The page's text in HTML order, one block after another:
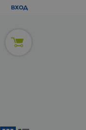
ВХОД